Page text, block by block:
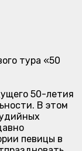
тура «50
50-летия
В этом
певицы в